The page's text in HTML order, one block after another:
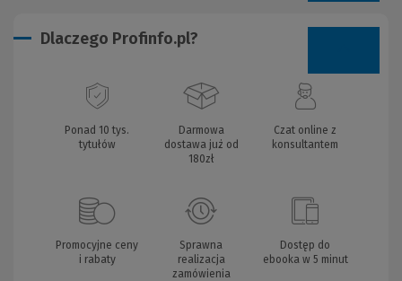
Dlaczego Profinfo.pl?
Ponad 10 tys.
tytułów
Darmowa
dostawa już od
180zł
Czat online z
konsultantem
Promocyjne ceny
i rabaty
Sprawna
realizacja
zamówienia
Dostęp do
ebooka w 5 minut